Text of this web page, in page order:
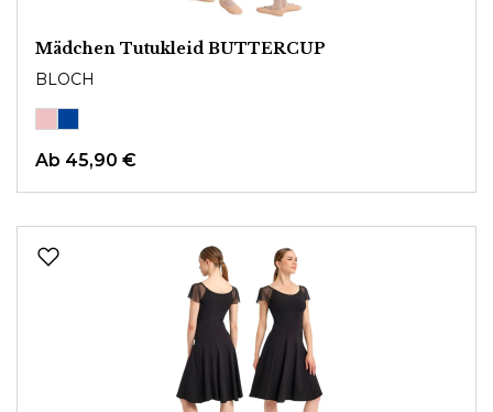
Mädchen Tutukleid BUTTERCUP
BLOCH
Ab 45,90 €